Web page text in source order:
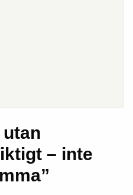
– inte